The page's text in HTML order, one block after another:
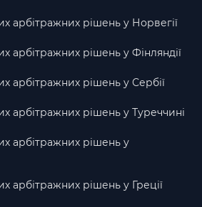
арбітражних рішень у Норвегії
арбітражних рішень у Фінляндії
арбітражних рішень у Сербії
арбітражних рішень у Туреччині
арбітражних рішень у
арбітражних рішень у Греції